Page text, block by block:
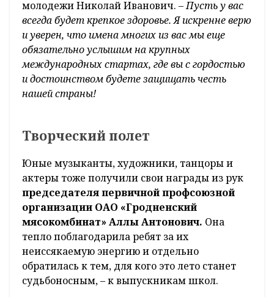
молодежи Николай Иванович. – Пусть у вас
всегда будет крепкое здоровье. Я искренне верю
и уверен, что имена многих из вас мы еще
обязательно услышим на крупных
международных стартах, где вы с гордостью
и достоинством будете защищать честь
нашей страны!
Творческий полет
Юные музыканты, художники, танцоры и
актеры тоже получили свои награды из рук
председателя первичной профсоюзной
организации ОАО «Гродненский
мясокомбинат» Аллы Антонович. Она
тепло поблагодарила ребят за их
неиссякаемую энергию и отдельно
обратилась к тем, для кого это лето станет
судьбоносным, – к выпускникам школ.